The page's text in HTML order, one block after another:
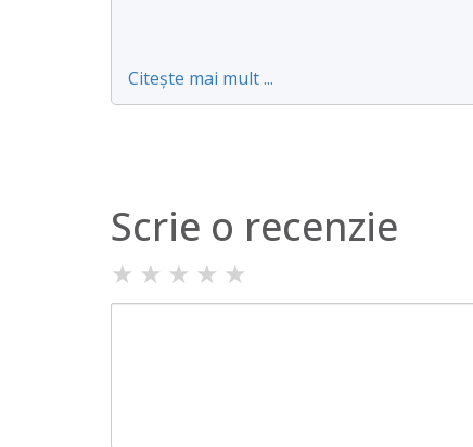
Citește mai mult ...
Scrie o recenzie
★ ★ ★ ★ ★